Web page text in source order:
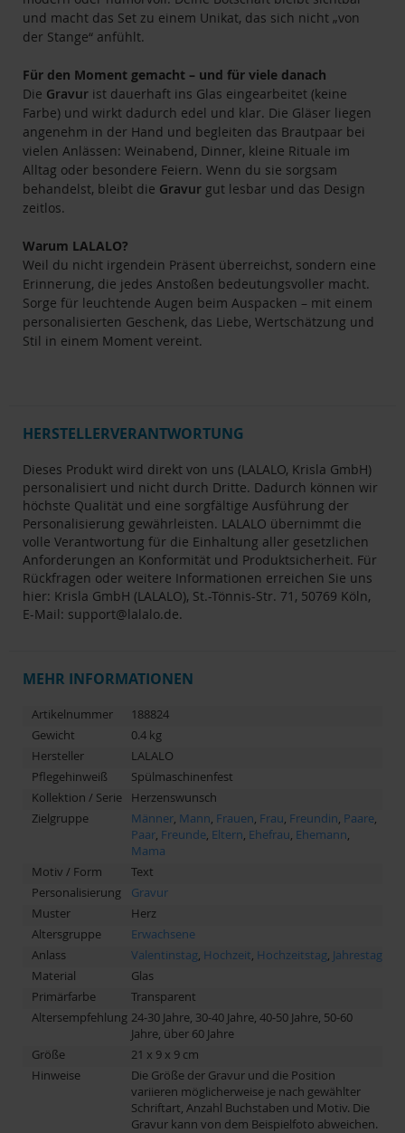
und macht das Set zu einem Unikat, das sich nicht „von
der Stange“ anfühlt.
Für den Moment gemacht – und für viele danach
Die Gravur ist dauerhaft ins Glas eingearbeitet (keine
Farbe) und wirkt dadurch edel und klar. Die Gläser liegen
angenehm in der Hand und begleiten das Brautpaar bei
vielen Anlässen: Weinabend, Dinner, kleine Rituale im
Alltag oder besondere Feiern. Wenn du sie sorgsam
behandelst, bleibt die Gravur gut lesbar und das Design
zeitlos.
Warum LALALO?
Weil du nicht irgendein Präsent überreichst, sondern eine
Erinnerung, die jedes Anstoßen bedeutungsvoller macht.
Sorge für leuchtende Augen beim Auspacken – mit einem
personalisierten Geschenk, das Liebe, Wertschätzung und
Stil in einem Moment vereint.
HERSTELLERVERANTWORTUNG
Dieses Produkt wird direkt von uns (LALALO, Krisla GmbH)
personalisiert und nicht durch Dritte. Dadurch können wir
höchste Qualität und eine sorgfältige Ausführung der
Personalisierung gewährleisten. LALALO übernimmt die
volle Verantwortung für die Einhaltung aller gesetzlichen
Anforderungen an Konformität und Produktsicherheit. Für
Rückfragen oder weitere Informationen erreichen Sie uns
hier: Krisla GmbH (LALALO), St.-Tönnis-Str. 71, 50769 Köln,
E-Mail: support@lalalo.de.
MEHR INFORMATIONEN
Artikelnummer
188824
Gewicht
0.4 kg
Hersteller
LALALO
Pflegehinweiß
Spülmaschinenfest
Kollektion / Serie
Herzenswunsch
Zielgruppe
Männer, Mann, Frauen, Frau, Freundin, Paare,
Paar, Freunde, Eltern, Ehefrau, Ehemann,
Mama
Motiv / Form
Text
Personalisierung
Gravur
Muster
Herz
Altersgruppe
Erwachsene
Anlass
Valentinstag, Hochzeit, Hochzeitstag, Jahrestag
Material
Glas
Primärfarbe
Transparent
Altersempfehlung 24-30 Jahre, 30-40 Jahre, 40-50 Jahre, 50-60
Jahre, über 60 Jahre
Größe
21 x 9 x 9 cm
Hinweise
Die Größe der Gravur und die Position
variieren möglicherweise je nach gewählter
Schriftart, Anzahl Buchstaben und Motiv. Die
Gravur kann von dem Beispielfoto abweichen.